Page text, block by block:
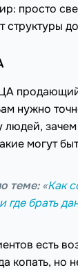
просто
структуры
нужно
людей,
могут
теме:«Как
где брать
есть
копать, но